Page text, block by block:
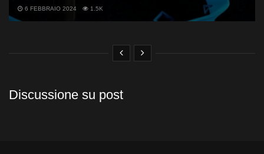
6 FEBBRAIO 2024 1.5K
Discussione su post